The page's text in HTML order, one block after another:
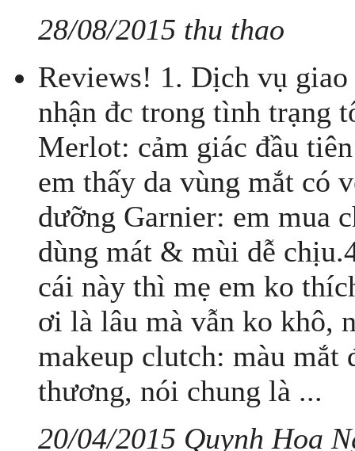
28/08/2015 thu thao
Reviews! 1. Dịch vụ
nhận đc trong tình trạng
Merlot: cảm giác đầu
em thấy da vùng mắt có
dưỡng Garnier: em mua
dùng mát & mùi dễ
cái này thì mẹ em ko
ơi là lâu mà vẫn ko khô,
makeup clutch: màu mắt
thương, nói chung là ...
20/04/2015 Quynh Hoa